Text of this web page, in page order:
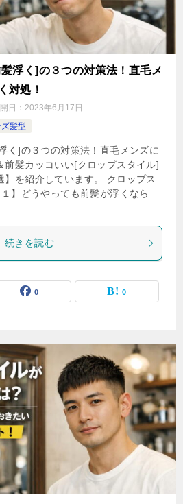
浮く]の３つの対策法！直毛メ
対処！
日： 2023年6月17日
髪型
く]の３つの対策法！直毛メンズに
前髪カッコいい[クロップスタイル]
】を紹介しています。 クロップス
】どうやっても前髪が浮くなら
続きを読む
0 0